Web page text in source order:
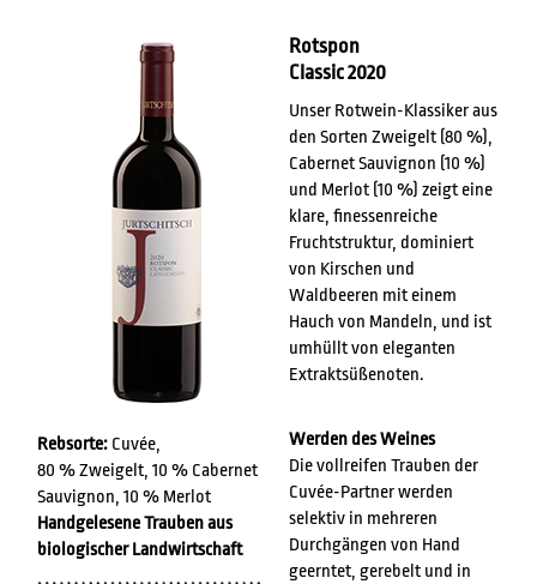
Rebsorte: Cuvée,
80 % Zweigelt, 10 % Cabernet
Sauvignon, 10 % Merlot
Handgelesene Trauben aus
biologischer Landwirtschaft
Rotspon
Classic 2020
Unser Rotwein-Klassiker aus
den Sorten Zweigelt (80 %),
Cabernet Sauvignon (10 %)
und Merlot (10 %) zeigt eine
klare, finessenreiche
Fruchtstruktur, dominiert
von Kirschen und
Waldbeeren mit einem
Hauch von Mandeln, und ist
umhüllt von eleganten
Extraktsüßenoten.
Werden des Weines
Die vollreifen Trauben der
Cuvée-Partner werden
selektiv in mehreren
Durchgängen von Hand
geerntet, gerebelt und in